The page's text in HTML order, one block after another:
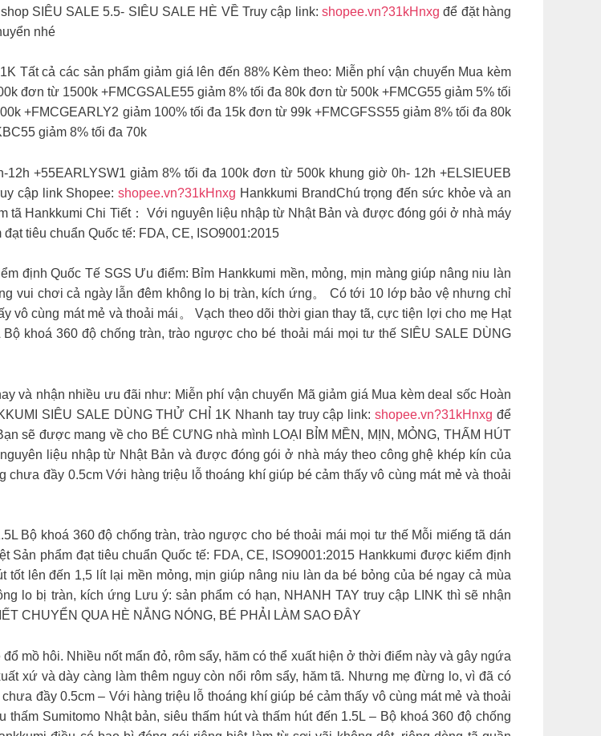
SIÊU SALE 5.5- SIÊU SALE HÈ VỀ ️Truy cập link:shopee.vn?31kHnxg để đặt hàng
nhé
️Tất cả các sản phẩm giảm giá lên đến 88% Kèm theo: ️Miễn phí vận chuyển ️Mua kèm
đơn từ 1500k +FMCGSALE55 giảm 8% tối đa 80k đơn từ 500k +FMCG55 giảm 5% tối
+FMCGEARLY2 giảm 100% tối đa 15k đơn từ 99k +FMCGFSS55 giảm 8% tối đa 80k
giảm 8% tối đa 70k
+55EARLYSW1 giảm 8% tối đa 100k đơn từ 500k khung giờ 0h- 12h +ELSIEUEB
cập link Shopee: shopee.vn?31kHnxg Hankkumi BrandChú trọng đến sức khỏe và an
tã Hankkumi Chi Tiết： Với nguyên liệu nhập từ Nhật Bản và được đóng gói ở nhà máy
tiêu chuẩn Quốc tế: FDA, CE, ISO9001:2015
định Quốc Tế SGS Ưu điểm: Bỉm Hankkumi mền, mỏng, mịn màng giúp nâng niu làn
vui chơi cả ngày lẫn đêm không lo bị tràn, kích ứng。 Có tới 10 lớp bảo vệ nhưng chỉ
vô cùng mát mẻ và thoải mái。 Vạch theo dõi thời gian thay tã, cực tiện lợi cho mẹ Hạt
khoá 360 độ chống tràn, trào ngược cho bé thoải mái mọi tư thế SIÊU SALE DÙNG
và nhận nhiều ưu đãi như: Miễn phí vận chuyển Mã giảm giá Mua kèm deal sốc Hoàn
SIÊU SALE DÙNG THỬ CHỈ 1K Nhanh tay truy cập link:shopee.vn?31kHnxg để
sẽ được mang về cho BÉ CƯNG nhà mình LOẠI BỈM MỀN, MỊN, MỎNG, THẤM HÚT
liệu nhập từ Nhật Bản và được đóng gói ở nhà máy theo công ghệ khép kín của
đầy 0.5cm Với hàng triệu lỗ thoáng khí giúp bé cảm thấy vô cùng mát mẻ và thoải
Bộ khoá 360 độ chống tràn, trào ngược cho bé thoải mái mọi tư thế Mỗi miếng tã dán
phẩm đạt tiêu chuẩn Quốc tế: FDA, CE, ISO9001:2015 Hankkumi được kiểm định
lên đến 1,5 lít lại mền mỏng, mịn giúp nâng niu làn da bé bỏng của bé ngay cả mùa
lo bị tràn, kích ứng Lưu ý: sản phẩm có hạn, NHANH TAY truy cập LINK thì sẽ nhận
CHUYỂN QUA HÈ NẮNG NÓNG, BÉ PHẢI LÀM SAO ĐÂY
mồ hôi. Nhiều nốt mẩn đỏ, rôm sẩy, hăm có thể xuất hiện ở thời điểm này và gây ngứa
xứ và dày càng làm thêm nguy còn nổi rôm sẩy, hăm tã. Nhưng mẹ đừng lo, vì đã có
đầy 0.5cm – Với hàng triệu lỗ thoáng khí giúp bé cảm thấy vô cùng mát mẻ và thoải
Sumitomo Nhật bản, siêu thấm hút và thấm hút đến 1.5L – Bộ khoá 360 độ chống